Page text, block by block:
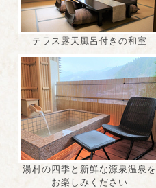
テラス露天風呂付きの和室
湯村の四季と新鮮な源泉温泉を
お楽しみください